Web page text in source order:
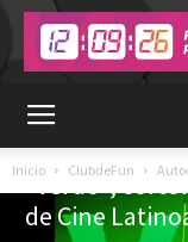
Inicio ClubdeFun
ClubdeFun Autocine
«Verde»,
de Cine